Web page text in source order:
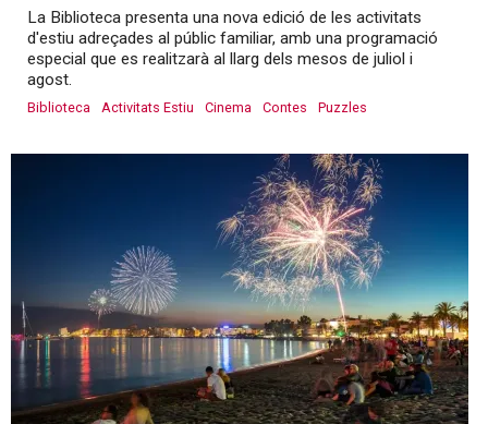
La Biblioteca presenta una nova edició de les activitats
d'estiu adreçades al públic familiar, amb una programació
especial que es realitzarà al llarg dels mesos de juliol i
agost.
Biblioteca Activitats Estiu Cinema Contes Puzzles